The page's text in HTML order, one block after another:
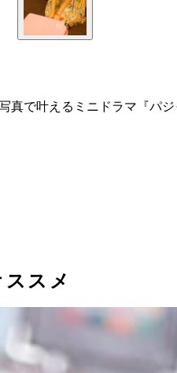
で叶えるミニドラマ『パ
スメ